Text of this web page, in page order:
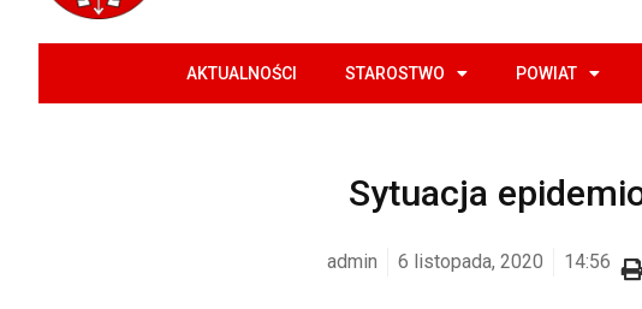
AKTUALNOŚCI STAROSTWO POWIAT
Sytuacja
admin 6 listopada, 2020 14:56